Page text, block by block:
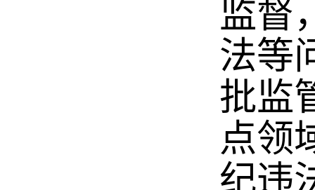
监督
法等
批监
点领
纪违